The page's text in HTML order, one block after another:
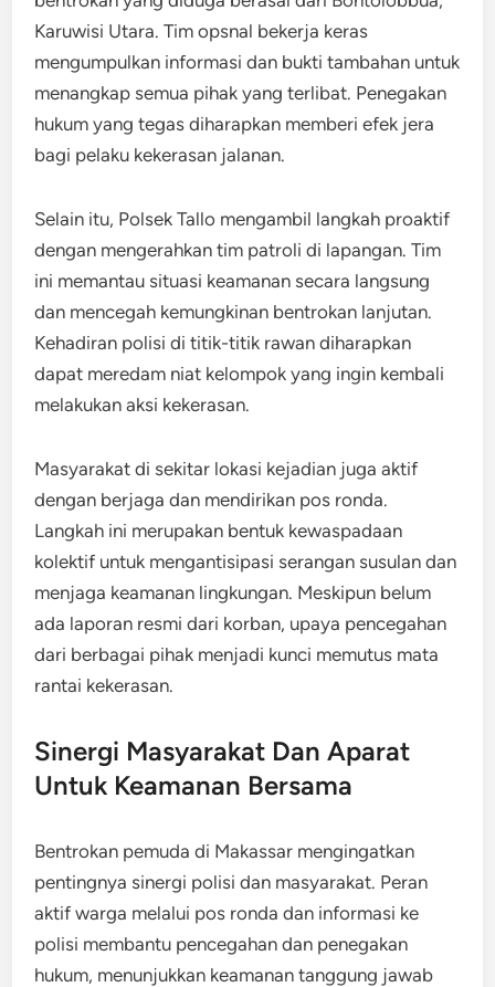
Karuwisi Utara. Tim opsnal bekerja keras
mengumpulkan informasi dan bukti tambahan untuk
menangkap semua pihak yang terlibat. Penegakan
hukum yang tegas diharapkan memberi efek jera
bagi pelaku kekerasan jalanan.
Selain itu, Polsek Tallo mengambil langkah proaktif
dengan mengerahkan tim patroli di lapangan. Tim
ini memantau situasi keamanan secara langsung
dan mencegah kemungkinan bentrokan lanjutan.
Kehadiran polisi di titik-titik rawan diharapkan
dapat meredam niat kelompok yang ingin kembali
melakukan aksi kekerasan.
Masyarakat di sekitar lokasi kejadian juga aktif
dengan berjaga dan mendirikan pos ronda.
Langkah ini merupakan bentuk kewaspadaan
kolektif untuk mengantisipasi serangan susulan dan
menjaga keamanan lingkungan. Meskipun belum
ada laporan resmi dari korban, upaya pencegahan
dari berbagai pihak menjadi kunci memutus mata
rantai kekerasan.
Sinergi Masyarakat Dan Aparat
Untuk Keamanan Bersama
Bentrokan pemuda di Makassar mengingatkan
pentingnya sinergi polisi dan masyarakat. Peran
aktif warga melalui pos ronda dan informasi ke
polisi membantu pencegahan dan penegakan
hukum, menunjukkan keamanan tanggung jawab